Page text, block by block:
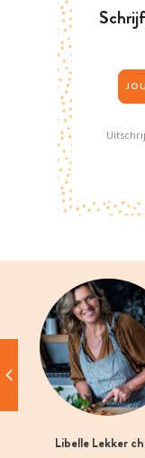
Libelle Lekker